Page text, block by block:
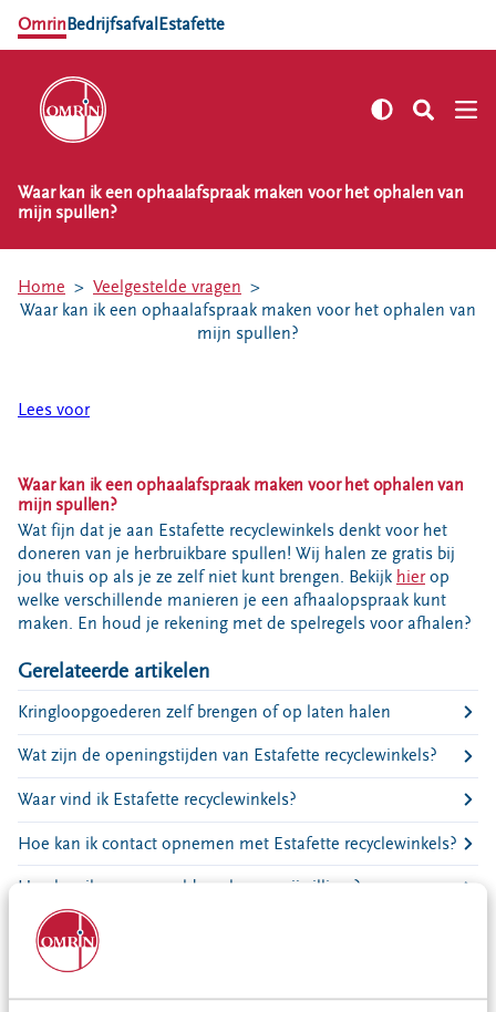
OmrinBedrijfsafval Estafette
NL EN
Zelf regelen
Afvalkalender
Omrin Afvalapp
Milieupas aanvragen
Afval aanmelden
Bouwcontainer huren
Ons verhaal
Nieuws
Ontdek Omrin
Hier werken we aan
Ecopark De Wierde
Reststoffen Energie Centrale
Projecten
Contact
Storing, klacht of vraag
VeeIgestelde vragen
Pers
Locaties
Waar kan ik een ophaalafspraak maken voor het ophalen van
mijn spullen?
Home
Veelgestelde vragen
Waar kan ik een ophaalafspraak maken voor het ophalen van
mijn spullen?
Lees voor
Waar kan ik een ophaalafspraak maken voor het ophalen van
mijn spullen?
Wat fijn dat je aan Estafette recyclewinkels denkt voor het
doneren van je herbruikbare spullen! Wij halen ze gratis bij
jou thuis op als je ze zelf niet kunt brengen. Bekijk hierop
welke verschillende manieren je een afhaalopspraak kunt
maken. En houd je rekening met de spelregels voor afhalen?
Gerelateerde artikelen
Kringloopgoederen zelf brengen of op laten halen
Wat zijn de openingstijden van Estafette recyclewinkels?
Waar vind ik Estafette recyclewinkels?
Hoe kan ik contact opnemen met Estafette recyclewinkels?
Hoe kan ik me aanmelden als een vrijwilliger?
Waar kan ik mijn herbruikbare spullen naartoe brengen?
Pekela| Kringloopwinkel